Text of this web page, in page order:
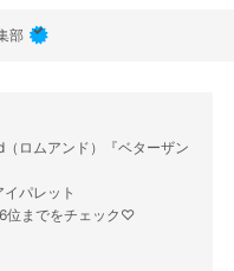
部
ロムアンド）『ベターザン
パレット
位までをチェック♡